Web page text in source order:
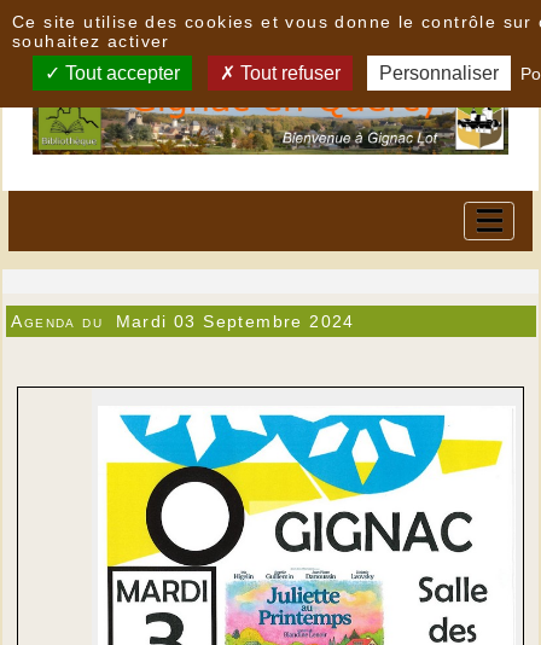
Agenda du Mardi 03 Septembre 2024
Ce site utilise des cookies et vous donne le contrôle sur
souhaitez activer
Tout accepter Tout refuser Personnaliser